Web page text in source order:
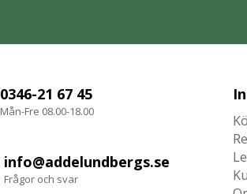
0346-21 67 45
Mån-Fre 08.00-18.00
info@addelundbergs.se
Frågor och svar